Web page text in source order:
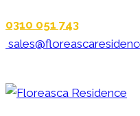
0310 051 743